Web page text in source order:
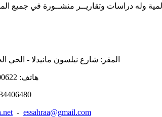
وله دراسات وتقاريــر منشــورة في جميع
هاتف: 25000622 - 45250731 - 45255931
- essahraa@gmail.com